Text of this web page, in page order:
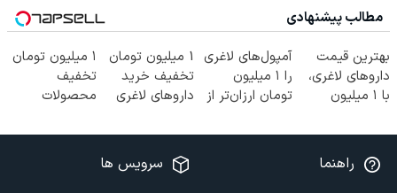
مطالب پیشنهادی
بهترین قیمت
داروهای لاغری،
با ۱ میلیون
از داروخانه‌
آمپول‌های لاغری
را ۱ میلیون
تومان ارزان‌تر از
1 میلیون تومان
تخفیف خرید
داروهای لاغری
داروخانه و پک
یخ!
۱ میلیون تومان
تخفیف
محصولات
نزدیک‌تر به
راهنما سرویس ها